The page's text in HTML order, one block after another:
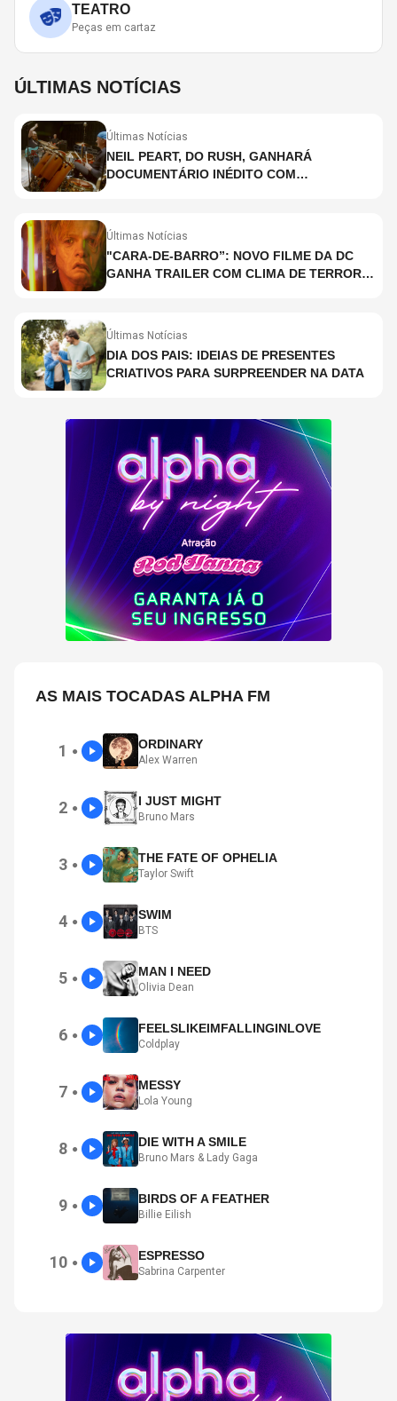
TEATRO
Peças em cartaz
ÚLTIMAS NOTÍCIAS
Últimas Notícias
NEIL PEART, DO RUSH, GANHARÁ
DOCUMENTÁRIO INÉDITO COM
Últimas Notícias
"CARA-DE-BARRO”: NOVO FILME DA DC
GANHA TRAILER COM CLIMA DE TERROR;
Últimas Notícias
DIA DOS PAIS: IDEIAS DE PRESENTES
CRIATIVOS PARA SURPREENDER NA DATA
AS MAIS TOCADAS ALPHA FM
1 ● ORDINARY
Alex Warren
2 ● I JUST MIGHT
Bruno Mars
3 ● THE FATE OF OPHELIA
Taylor Swift
4 ● SWIM
BTS
5 ● MAN I NEED
Olivia Dean
6 ● FEELSLIKEIMFALLINGINLOVE
Coldplay
7 ● MESSY
Lola Young
8 ● DIE WITH A SMILE
Bruno Mars & Lady Gaga
9 ● BIRDS OF A FEATHER
Billie Eilish
10 ● ESPRESSO
Sabrina Carpenter